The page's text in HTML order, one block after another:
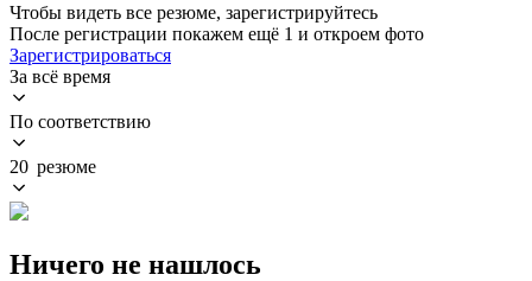
Чтобы видеть все резюме, зарегистрируйтесь
После регистрации покажем ещё 1 и откроем фото
Зарегистрироваться
За всё время
По соответствию
20 резюме
Ничего не нашлось